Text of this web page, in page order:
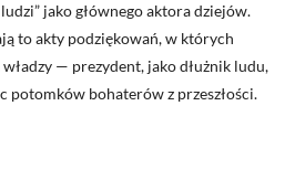
jako głównego aktora dziejów.
to akty podziękowań, w których
— prezydent, jako dłużnik ludu,
potomków bohaterów z przeszłości.